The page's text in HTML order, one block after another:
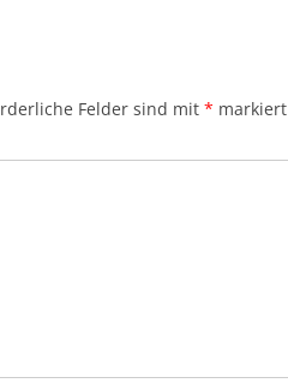
Felder sind mit * markiert